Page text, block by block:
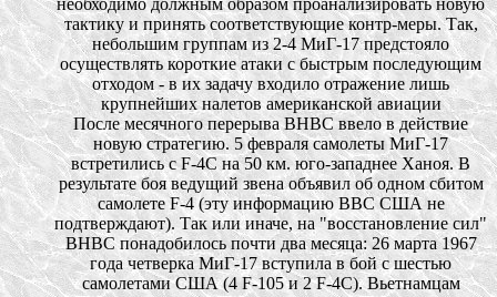
тактику и принять соответствующие контр-меры. Так,
небольшим группам из 2-4 МиГ-17 предстояло
осуществлять короткие атаки с быстрым последующим
отходом - в их задачу входило отражение лишь
крупнейших налетов американской авиации
После месячного перерыва ВНВС ввело в действие
новую стратегию. 5 февраля самолеты МиГ-17
встретились с F-4С на 50 км. юго-западнее Ханоя. В
результате боя ведущий звена объявил об одном сбитом
самолете F-4 (эту информацию ВВС США не
подтверждают). Так или иначе, на "восстановление сил"
ВНВС понадобилось почти два месяца: 26 марта 1967
года четверка МиГ-17 вступила в бой с шестью
самолетами США (4 F-105 и 2 F-4С). Вьетнамцам